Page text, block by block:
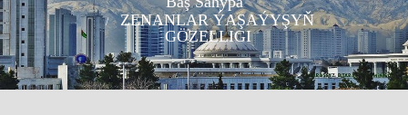
ZENANLAR ÝAŞAÝYŞYŇ
GÖZELLIGI